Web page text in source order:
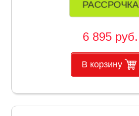
РАССРОЧКА
6 895 руб.
В корзину